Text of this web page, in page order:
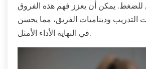
للضغط. يمكن أن يعزز فهم هذه الفروق
التدريب وديناميات الفريق، مما يحسن
في النهاية الأداء الأمثل.